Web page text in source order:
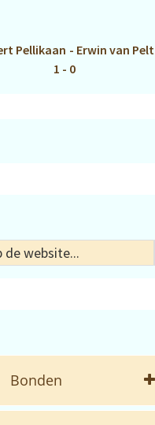
Pellikaan - Erwin van Pelt
1 - 0
Bonden